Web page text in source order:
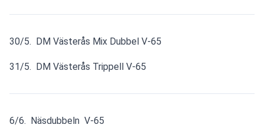
30/5.  DM Västerås Mix Dubbel V-65
31/5.  DM Västerås Trippell V-65
6/6.  Näsdubbeln  V-65